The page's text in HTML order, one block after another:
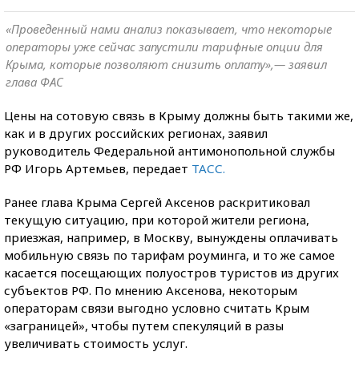
«Проведенный нами анализ показывает, что некоторые
операторы уже сейчас запустили тарифные опции для
Крыма, которые позволяют снизить оплату»,— заявил
глава ФАС
Цены на сотовую связь в Крыму должны быть такими же,
как и в других российских регионах, заявил
руководитель Федеральной антимонопольной службы
РФ Игорь Артемьев, передает ТАСС.
Ранее глава Крыма Сергей Аксенов раскритиковал
текущую ситуацию, при которой жители региона,
приезжая, например, в Москву, вынуждены оплачивать
мобильную связь по тарифам роуминга, и то же самое
касается посещающих полуостров туристов из других
субъектов РФ. По мнению Аксенова, некоторым
операторам связи выгодно условно считать Крым
«заграницей», чтобы путем спекуляций в разы
увеличивать стоимость услуг.